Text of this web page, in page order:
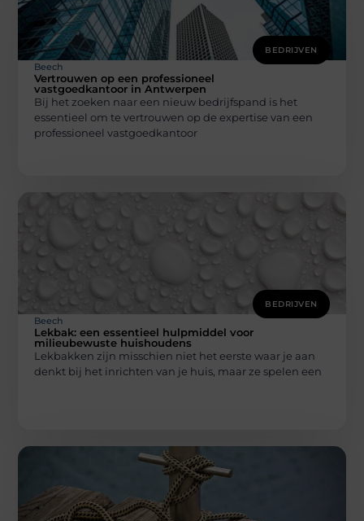
BEDRIJVEN
Beech
Vertrouwen op een professioneel
vastgoedkantoor in Antwerpen
Bij het zoeken naar een nieuw bedrijfspand is het
essentieel om te vertrouwen op de expertise van een
professioneel vastgoedkantoor
BEDRIJVEN
Beech
Lekbak: een essentieel hulpmiddel voor
milieubewuste huishoudens
Lekbakken zijn misschien niet het eerste waar je aan
denkt bij het inrichten van je huis, maar ze spelen een